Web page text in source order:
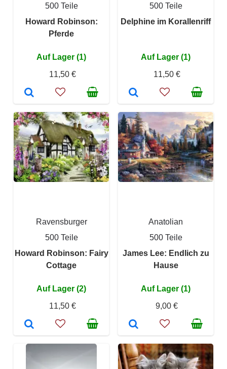
500 Teile
Howard Robinson:
Pferde
Auf Lager (1)
11,50 €
500 Teile
Delphine im Korallenriff
Auf Lager (1)
11,50 €
Ravensburger
500 Teile
Howard Robinson: Fairy
Cottage
Auf Lager (2)
11,50 €
Anatolian
500 Teile
James Lee: Endlich zu
Hause
Auf Lager (1)
9,00 €